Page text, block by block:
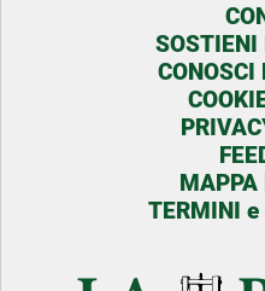
SOSTIENI
CONOSCI
MAPPA
TERMINI e